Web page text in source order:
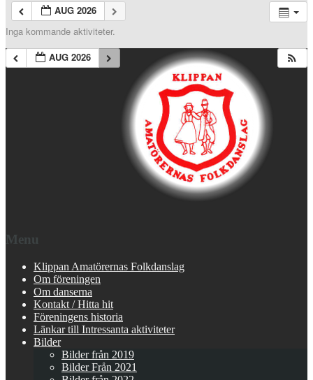
AUG 2026
Inga kommande aktiviteter.
AUG 2026
Menu
Klippan Amatörernas Folkdanslag
Om föreningen
Om danserna
Kontakt / Hitta hit
Föreningens historia
Länkar till Intressanta aktiviteter
Bilder
Bilder från 2019
Bilder Från 2021